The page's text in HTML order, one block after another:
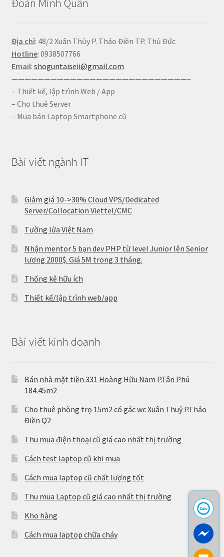
Đoàn Minh Quân
Địa chỉ: 48/2 Xuân Thủy P. Thảo Điền TP. Thủ Đức
Hotline: 0938507766
Email: shoguntaiseii@gmail.com
———————————————————————————–
– Thiết kế, lập trình Web / App
– Cho thuê Server
– Mua bán Laptop Smartphone cũ
Bài viết ngành IT
Giảm giá 10->30% Cloud VPS/Dedicated
Server/Collocation Viettel/CMC
Tường lửa Việt Nam
Nhận mentor 5 bạn dev PHP từ level Junior lên Senior
lương 2000$. Giá 5M trong 3 tháng.
Thống kê hữu ích
Thiết kế/lập trình web/app
Bài viết kinh doanh
Bán nhà mặt tiền 331 Hoàng Hữu Nam P.Tân Phú
184.45m2
Cho thuê phòng trọ 15m2 có gác wc Xuân Thuỷ P.Thảo
Điền Q2
Thu mua điện thoại cũ giá cao nhất thị trường
Cách test laptop cũ khi mua
Cách mua laptop cũ chất lượng tốt
Thu mua Laptop cũ giá cao nhất thị trường
Kho hàng
Cách mua laptop chữa cháy